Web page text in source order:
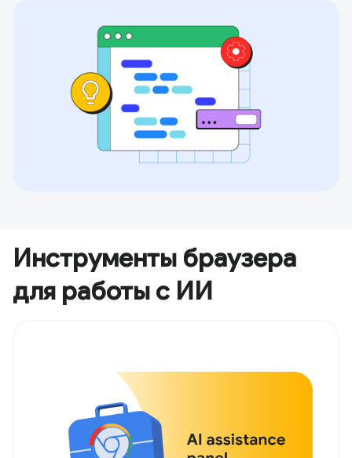
Инструменты браузера
для работы с ИИ